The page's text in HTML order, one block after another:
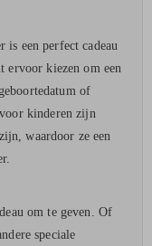
is een perfect cadeau
ervoor kiezen om een
of
kinderen zijn
waardoor ze een
om te geven. Of
speciale